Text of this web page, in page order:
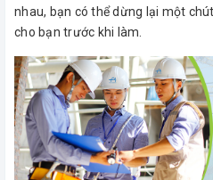
nhau, bạn có thể dừng lại một
cho bạn trước khi làm.